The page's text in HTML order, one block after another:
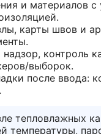
и материалов
карты швов и
контроль
выборок.
после ввода:
тепловлажных
температуры,